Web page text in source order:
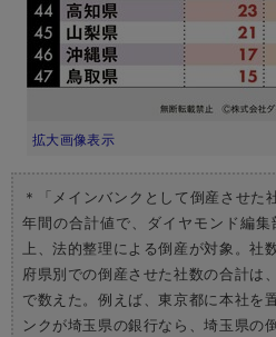
拡大画像表示
＊「メインバンクとして倒産させた
年間の合計値で、ダイヤモンド編
上、法的整理による倒産が対象。社
府県別での倒産させた社数の合計は
で数えた。例えば、東京都に本社を
ンクが埼玉県の銀行なら、埼玉県の